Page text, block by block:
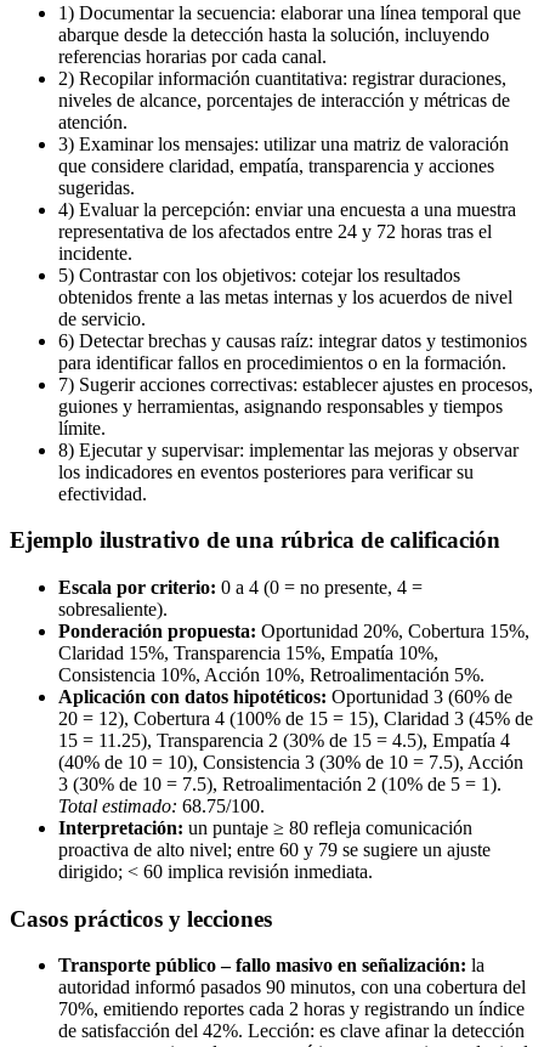
1) Documentar la secuencia: elaborar una línea temporal que
abarque desde la detección hasta la solución, incluyendo
referencias horarias por cada canal.
2) Recopilar información cuantitativa: registrar duraciones,
niveles de alcance, porcentajes de interacción y métricas de
atención.
3) Examinar los mensajes: utilizar una matriz de valoración
que considere claridad, empatía, transparencia y acciones
sugeridas.
4) Evaluar la percepción: enviar una encuesta a una muestra
representativa de los afectados entre 24 y 72 horas tras el
incidente.
5) Contrastar con los objetivos: cotejar los resultados
obtenidos frente a las metas internas y los acuerdos de nivel
de servicio.
6) Detectar brechas y causas raíz: integrar datos y testimonios
para identificar fallos en procedimientos o en la formación.
7) Sugerir acciones correctivas: establecer ajustes en procesos,
guiones y herramientas, asignando responsables y tiempos
límite.
8) Ejecutar y supervisar: implementar las mejoras y observar
los indicadores en eventos posteriores para verificar su
efectividad.
Ejemplo ilustrativo de una rúbrica de calificación
Escala por criterio: 0 a 4 (0 = no presente, 4 =
sobresaliente).
Ponderación propuesta: Oportunidad 20%, Cobertura 15%,
Claridad 15%, Transparencia 15%, Empatía 10%,
Consistencia 10%, Acción 10%, Retroalimentación 5%.
Aplicación con datos hipotéticos: Oportunidad 3 (60% de
20 = 12), Cobertura 4 (100% de 15 = 15), Claridad 3 (45% de
15 = 11.25), Transparencia 2 (30% de 15 = 4.5), Empatía 4
(40% de 10 = 10), Consistencia 3 (30% de 10 = 7.5), Acción
3 (30% de 10 = 7.5), Retroalimentación 2 (10% de 5 = 1).
Total estimado: 68.75/100.
Interpretación: un puntaje ≥ 80 refleja comunicación
proactiva de alto nivel; entre 60 y 79 se sugiere un ajuste
dirigido; < 60 implica revisión inmediata.
Casos prácticos y lecciones
Transporte público – fallo masivo en señalización: la
autoridad informó pasados 90 minutos, con una cobertura del
70%, emitiendo reportes cada 2 horas y registrando un índice
de satisfacción del 42%. Lección: es clave afinar la detección